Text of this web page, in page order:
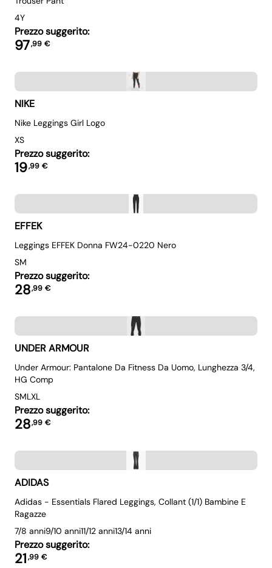
4Y
Prezzo suggerito:
97,99 €
NIKE
Nike Leggings Girl Logo
XS
Prezzo suggerito:
19,99 €
EFFEK
Leggings EFFEK Donna FW24-0220 Nero
SM
Prezzo suggerito:
28,99 €
UNDER ARMOUR
Under Armour: Pantalone Da Fitness Da Uomo, Lunghezza 3/4,
HG Comp
SMLXL
Prezzo suggerito:
28,99 €
ADIDAS
Adidas - Essentials Flared Leggings, Collant (1/1) Bambine E
Ragazze
7/8 anni9/10 anni11/12 anni13/14 anni
Prezzo suggerito:
21,99 €